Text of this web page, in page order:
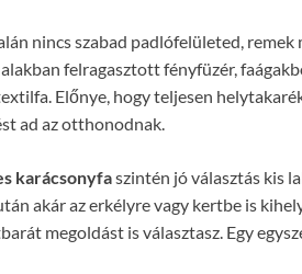
nincs szabad padlófelületed, remek
felragasztott fényfüzér,
Előnye, hogy teljesen
ad az otthonodnak.
karácsonyfaszintén jó választás kis
akár az erkélyre vagy kertbe is
megoldást is választasz. Egy